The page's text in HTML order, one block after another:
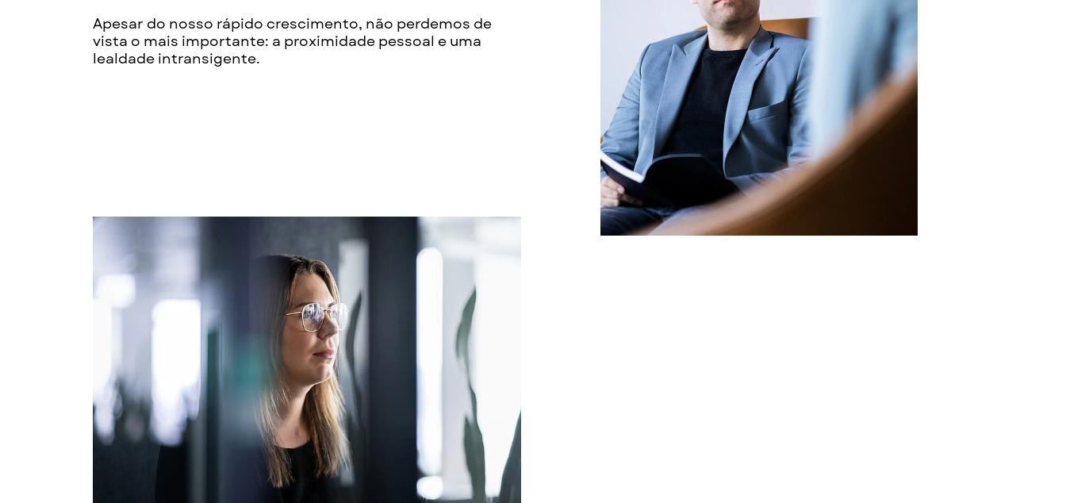
Apesar do nosso rápido crescimento, não perdemos de
vista o mais importante: a proximidade pessoal e uma
lealdade intransigente.